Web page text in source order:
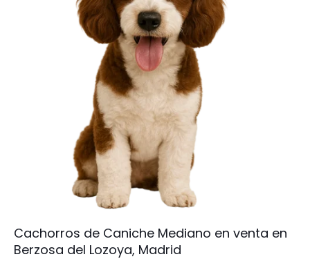
Cachorros de Caniche Mediano en venta en
Berzosa del Lozoya, Madrid